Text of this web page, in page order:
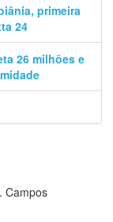
primeira
24
26 milhões e
Campos